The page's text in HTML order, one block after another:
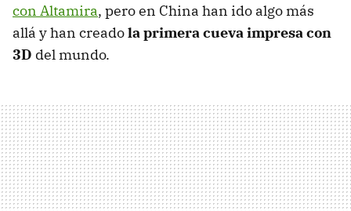
con Altamira, pero en China han ido algo más
allá y han creadola primera cueva impresa con
3D del mundo.